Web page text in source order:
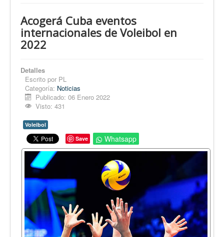
Nuevitas
Noticias
Fotorreportaje
Opinión
En audio
Medio Ambiente
Ciencia, tecnología y curiosidades
Francés
Inglés
Desempolvando la historia
Acogerá Cuba eventos
internacionales de Voleibol en
2022
Detalles
Escrito por PL
Categoría: Noticias
Publicado: 06 Enero 2022
Visto: 431
Voleibol
Save
Whatsapp